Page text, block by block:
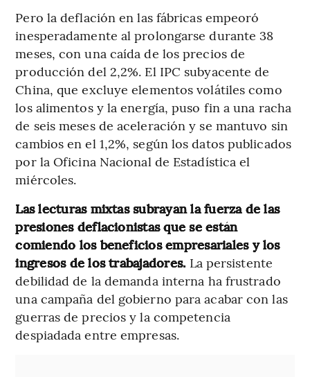
Pero la deflación en las fábricas empeoró
inesperadamente al prolongarse durante 38
meses, con una caída de los precios de
producción del 2,2%. El IPC subyacente de
China, que excluye elementos volátiles como
los alimentos y la energía, puso fin a una racha
de seis meses de aceleración y se mantuvo sin
cambios en el 1,2%, según los datos publicados
por la Oficina Nacional de Estadística el
miércoles.
Las lecturas mixtas subrayan la fuerza de las
presiones deflacionistas que se están
comiendo los beneficios empresariales y los
ingresos de los trabajadores. La persistente
debilidad de la demanda interna ha frustrado
una campaña del gobierno para acabar con las
guerras de precios y la competencia
despiadada entre empresas.